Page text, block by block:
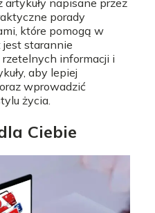
porady
które pomogą w
jest starannie
informacji i
aby lepiej
wprowadzić
życia.
Ciebie